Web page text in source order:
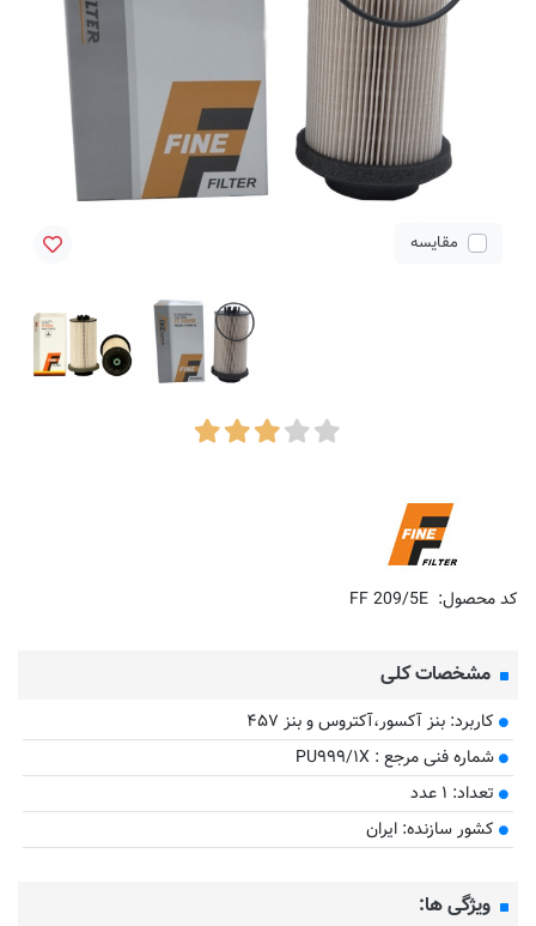
مقایسه
کد محصول: FF 209/5E
مشخصات کلی
کاربرد: بنز آکسور،آکتروس و بنز ۴۵۷
​شماره فنی مرجع : PU۹۹۹/۱X
تعداد: ۱ عدد
کشور سازنده: ایران
ویژگی ها: